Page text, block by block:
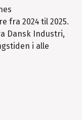
fra 2024 til 2025.
Dansk Industri,
i alle